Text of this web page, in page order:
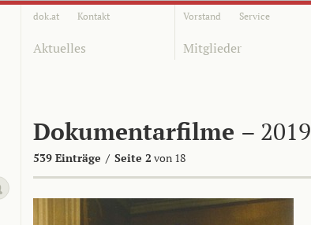
dok.at Kontakt Vorstand Service
Aktuelles Mitglieder
Dokumentarfilme – 2019
539 Einträge / Seite 2 von 18